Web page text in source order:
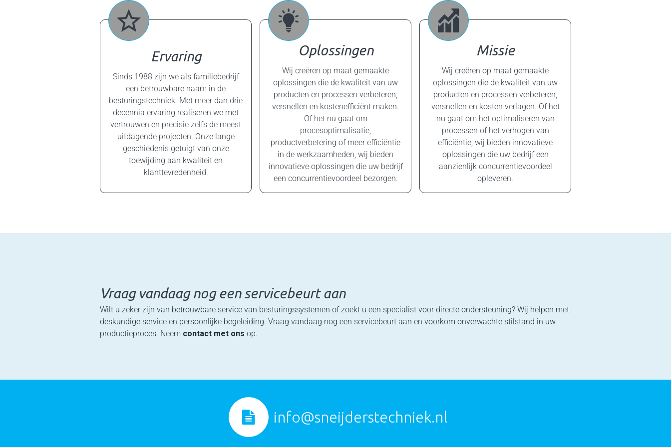
Ervaring
Sinds 1988 zijn we als familiebedrijf
een betrouwbare naam in de
besturingstechniek. Met meer dan drie
decennia ervaring realiseren we met
vertrouwen en precisie zelfs de meest
uitdagende projecten. Onze lange
geschiedenis getuigt van onze
toewijding aan kwaliteit en
klanttevredenheid.
Oplossingen
Wij creëren op maat gemaakte
oplossingen die de kwaliteit van uw
producten en processen verbeteren,
versnellen en kostenefficiënt maken.
Of het nu gaat om
procesoptimalisatie,
productverbetering of meer efficiëntie
in de werkzaamheden, wij bieden
innovatieve oplossingen die uw bedrijf
een concurrentievoordeel bezorgen.
Missie
Wij creëren op maat gemaakte
oplossingen die de kwaliteit van uw
producten en processen verbeteren,
versnellen en kosten verlagen. Of het
nu gaat om het optimaliseren van
processen of het verhogen van
efficiëntie, wij bieden innovatieve
oplossingen die uw bedrijf een
aanzienlijk concurrentievoordeel
opleveren.
Vraag vandaag nog een servicebeurt aan
Wilt u zeker zijn van betrouwbare service van besturingssystemen of zoekt u een specialist voor directe ondersteuning? Wij helpen met
deskundige service en persoonlijke begeleiding. Vraag vandaag nog een servicebeurt aan en voorkom onverwachte stilstand in uw
productieproces. Neem contact met ons op.
info@sneijderstechniek.nl